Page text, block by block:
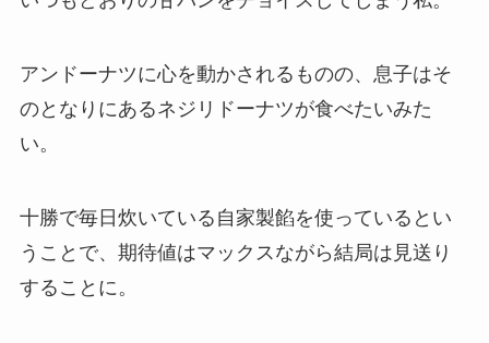
アンドーナツに心を動かされるものの、息子はそ
のとなりにあるネジリドーナツが食べたいみた
い。
十勝で毎日炊いている自家製餡を使っているとい
うことで、期待値はマックスながら結局は見送り
することに。